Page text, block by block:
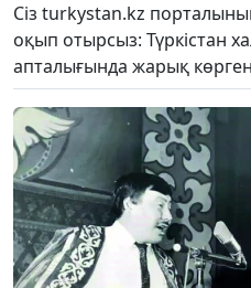
Сіз turkystan.kz
оқып отырсыз: Түркістан
апталығында жарық